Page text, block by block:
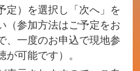
定）を選択し「次へ」を
（参加方法はご予定をお
、一度のお申込で現地参
可能です）。